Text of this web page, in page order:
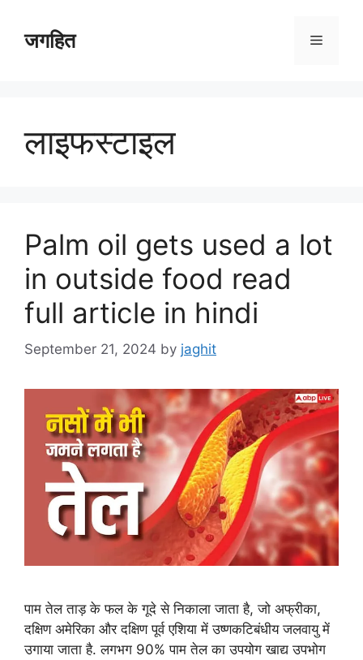
contentजगहित Menu
लाइफस्टाइल
Palm oil gets used a lot
in outside food read
full article in hindi
September 21, 2024 by jaghit
पाम तेल ताड़ के फल के गूदे से निकाला जाता है, जो अफ्रीका,
दक्षिण अमेरिका और दक्षिण पूर्व एशिया में उष्णकटिबंधीय जलवायु में
उगाया जाता है. लगभग 90% पाम तेल का उपयोग खाद्य उपभोग